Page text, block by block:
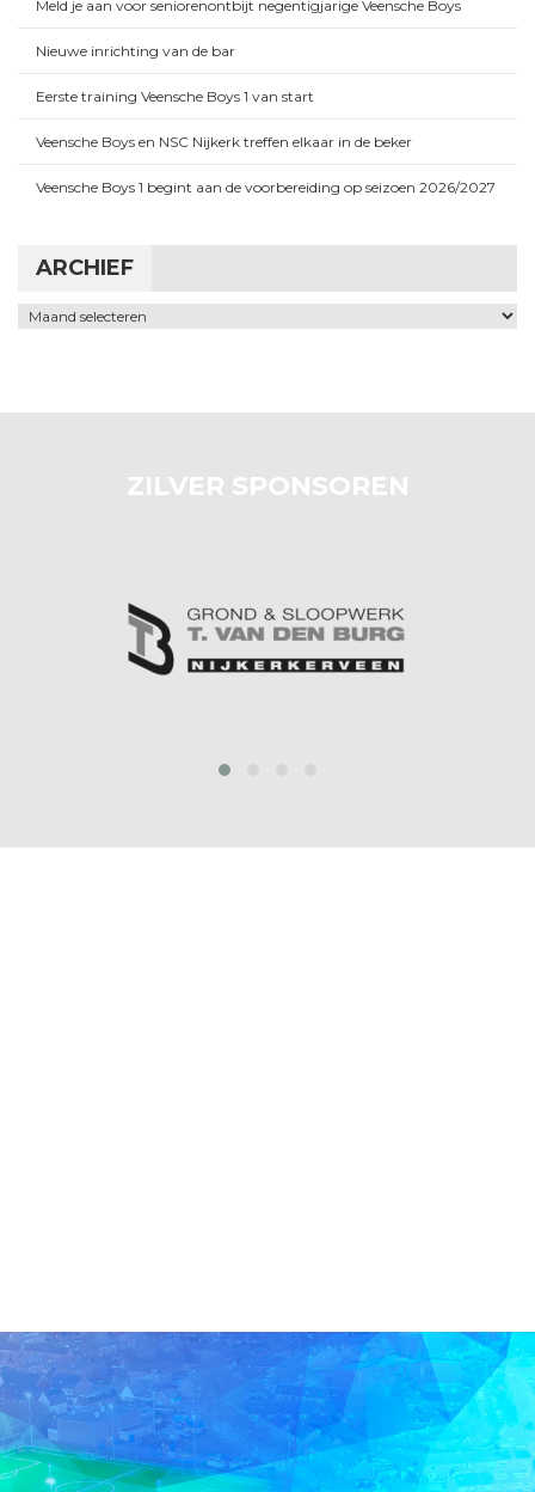
Meld je aan voor seniorenontbijt negentigjarige Veensche Boys
Nieuwe inrichting van de bar
Eerste training Veensche Boys 1 van start
Veensche Boys en NSC Nijkerk treffen elkaar in de beker
Veensche Boys 1 begint aan de voorbereiding op seizoen 2026/2027
ARCHIEF
Archief
ZILVER SPONSOREN
prev